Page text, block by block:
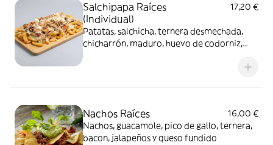
Salchipapa Raíces
(Individual)
17,20 €
Patatas, salchicha, ternera desmechada,
chicharrón, maduro, huevo de codorniz,
Nachos Raíces
16,00 €
Nachos, guacamole, pico de gallo, ternera,
bacon, jalapeños y queso fundido